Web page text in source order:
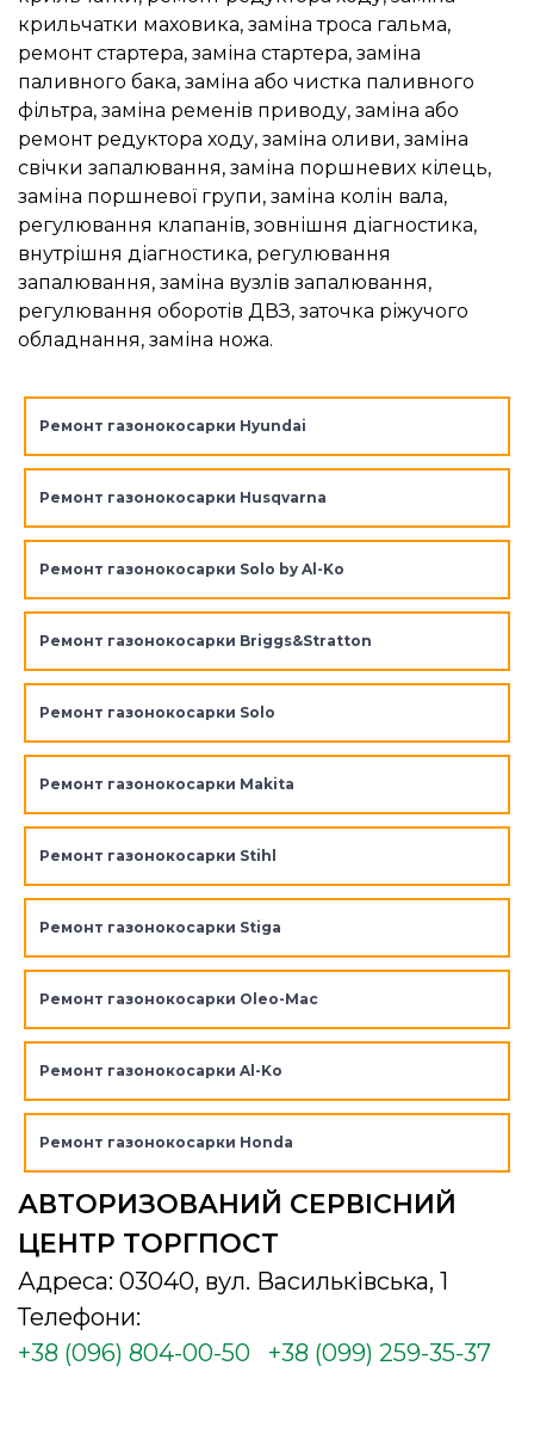
крильчатки маховика, заміна троса гальма,
ремонт стартера, заміна стартера, заміна
паливного бака, заміна або чистка паливного
фільтра, заміна ременів приводу, заміна або
ремонт редуктора ходу, заміна оливи, заміна
свічки запалювання, заміна поршневих кілець,
заміна поршневої групи, заміна колін вала,
регулювання клапанів, зовнішня діагностика,
внутрішня діагностика, регулювання
запалювання, заміна вузлів запалювання,
регулювання оборотів ДВЗ, заточка ріжучого
обладнання, заміна ножа.
Ремонт газонокосарки Hyundai
Ремонт газонокосарки Husqvarna
Ремонт газонокосарки Solo by Al-Ko
Ремонт газонокосарки Briggs&Stratton
Ремонт газонокосарки Solo
Ремонт газонокосарки Makita
Ремонт газонокосарки Stihl
Ремонт газонокосарки Stiga
Ремонт газонокосарки Oleo-Mac
Ремонт газонокосарки Al-Ko
Ремонт газонокосарки Honda
АВТОРИЗОВАНИЙ СЕРВІСНИЙ
ЦЕНТР ТОРГПОСТ
Адреса: 03040, вул. Васильківська, 1
Телефони:
+38 (096) 804-00-50
+38 (099) 259-35-37